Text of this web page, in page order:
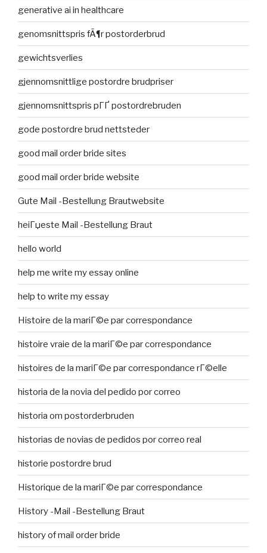
generative ai in healthcare
genomsnittspris fÃ¶r postorderbrud
gewichtsverlies
gjennomsnittlige postordre brudpriser
gjennomsnittspris pГҐ postordrebruden
gode postordre brud nettsteder
good mail order bride sites
good mail order bride website
Gute Mail -Bestellung Brautwebsite
heiГџeste Mail -Bestellung Braut
hello world
help me write my essay online
help to write my essay
Histoire de la mariГ©e par correspondance
histoire vraie de la mariГ©e par correspondance
histoires de la mariГ©e par correspondance rГ©elle
historia de la novia del pedido por correo
historia om postorderbruden
historias de novias de pedidos por correo real
historie postordre brud
Historique de la mariГ©e par correspondance
History -Mail -Bestellung Braut
history of mail order bride